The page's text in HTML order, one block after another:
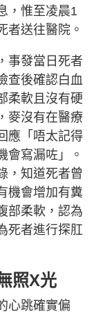
，惟至凌晨1
者送往醫院。
事發當日死者
查後確認白血
柔軟且沒有硬
麥沒有在醫療
應「唔太記得
會寫漏咗」。
，知道死者曾
機會增加有糞
部柔軟，認為
死者進行探肛
照X光
心跳確實偏